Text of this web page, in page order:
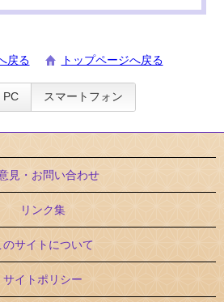
戻る トップページへ戻る
PC スマートフォン
見・お問い合わせ
リンク集
のサイトについて
サイトポリシー